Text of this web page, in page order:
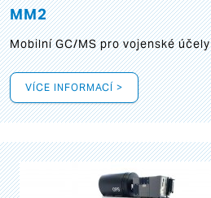
MM2
Mobilní GC/MS pro vojenské účely
VÍCE INFORMACÍ >